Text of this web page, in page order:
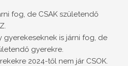
fog, de CSAK születendő
gyerekeseknek is járni fog, de
gyerekre.
2024-től nem jár CSOK.